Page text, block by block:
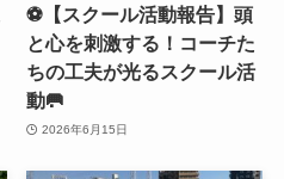
⚽️【スクール活動報告】頭
と心を刺激する！コーチた
ちの工夫が光るスクール活
動🥅
2026年6月15日